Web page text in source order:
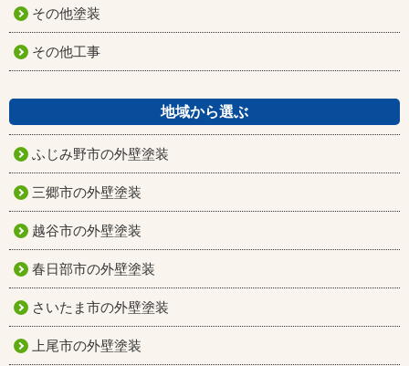
その他塗装
その他工事
地域から選ぶ
ふじみ野市の外壁塗装
三郷市の外壁塗装
越谷市の外壁塗装
春日部市の外壁塗装
さいたま市の外壁塗装
上尾市の外壁塗装